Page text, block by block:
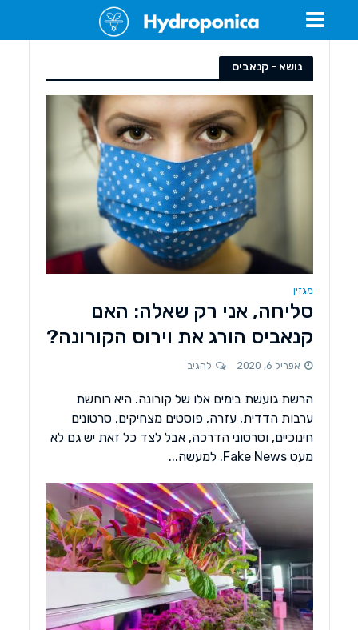
נושא - קנאביס
מגזין
סליחה, אני רק שאלה: האם
קנאביס הורג את וירוס הקורונה?
אפריל 6, 2020 להגיב
הרשת גועשת בימים אלו של קורונה. היא רוחשת
ערבות הדדית, עזרה, פוסטים מצחיקים, סרטונים
חינוכיים, וסרטוני הדרכה, אבל לצד כל זאת יש גם לא
מעט Fake News. למעשה...